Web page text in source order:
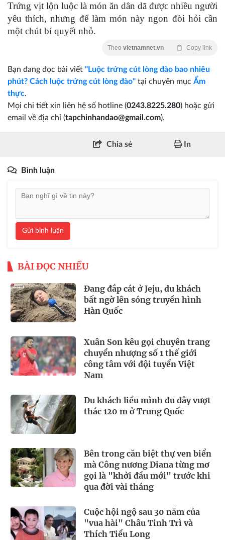
Trứng vịt lộn luộc là món ăn dân dã được nhiều người
yêu thích, nhưng để làm món này ngon đòi hỏi cần
một chút bí quyết nhỏ.
Theo vietnamnet.vn Copy link
Bạn đang đọc bài viết "Luộc trứng cút lòng đào bao nhiêu
phút? Cách luộc trứng cút lòng đào" tại chuyên mục Ẩm
thực.
Mọi chi tiết xin liên hệ số hotline (0243.8225.280) hoặc gửi
email về địa chỉ (tapchinhandao@gmail.com).
Chia sẻ In
Bình luận
Gửi bình luận
BÀI ĐỌC NHIỀU
Đang đắp cát ở Jeju, du khách
bất ngờ lên sóng truyền hình
Hàn Quốc
Xuân Son kêu gọi chuyên trang
chuyển nhượng số 1 thế giới
công tâm với đội tuyển Việt
Nam
Du khách liều mình đu dây vượt
thác 120 m ở Trung Quốc
Bên trong căn biệt thự ven biển
mà Công nương Diana từng mơ
gọi là "khởi đầu mới" trước khi
qua đời vài tháng
Cuộc hội ngộ sau 30 năm của
"vua hài" Châu Tinh Trì và
Thích Tiểu Long